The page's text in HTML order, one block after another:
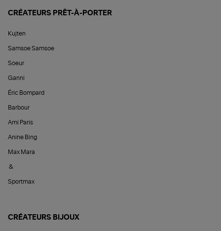
CRÉATEURS PRÊT-À-PORTER
Kujten
Samsoe Samsoe
Soeur
Ganni
Éric Bompard
Barbour
Ami Paris
Anine Bing
Max Mara
&
Sportmax
CRÉATEURS BIJOUX